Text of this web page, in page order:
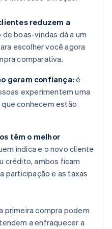
reduzem a
boas-vindas dá a um
escolher você agora
comparativa.
geram confiança: é
experimentem uma
conhecem estão
têm o melhor
indica e o novo cliente
crédito, ambos ficam
participação e as taxas
primeira compra podem
a enfraquecer a